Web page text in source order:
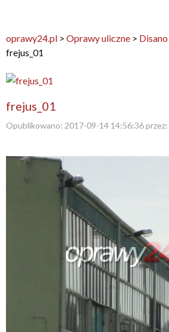
oprawy24.pl > Oprawy uliczne > Disano
frejus_01
frejus_01
Opublikowano: 2017-09-14 14:56:36przez: